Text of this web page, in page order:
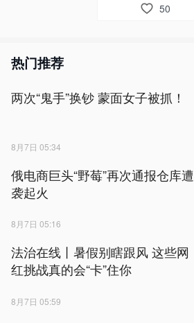
50
热门推荐
两次“鬼手”换钞 蒙面女子被抓！
8月7日 05:34
俄电商巨头“野莓”再次通报仓库遭
袭起火
8月7日 05:16
法治在线丨暑假别瞎跟风 这些网
红挑战真的会“卡”住你
8月7日 05:59